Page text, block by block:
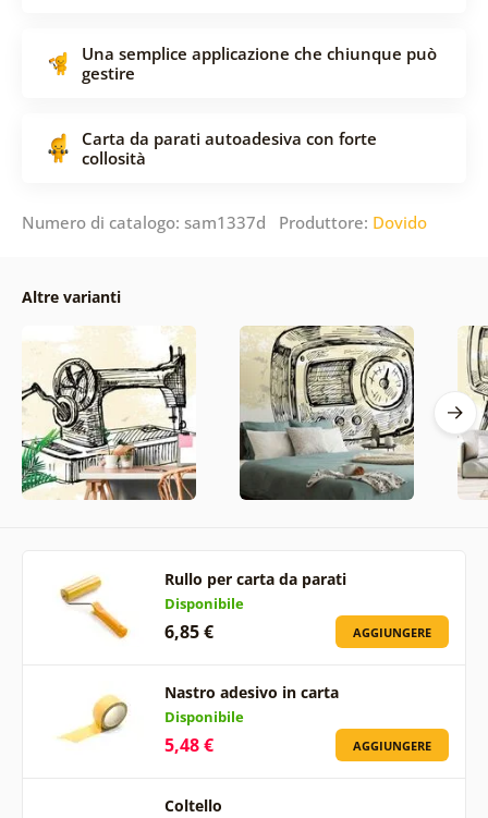
Una semplice applicazione che chiunque può
gestire
Carta da parati autoadesiva con forte
collosità
Numero di catalogo: sam1337d Produttore: Dovido
Altre varianti
Rullo per carta da parati
Disponibile
6,85 € AGGIUNGERE
Nastro adesivo in carta
Disponibile
5,48 € AGGIUNGERE
Coltello